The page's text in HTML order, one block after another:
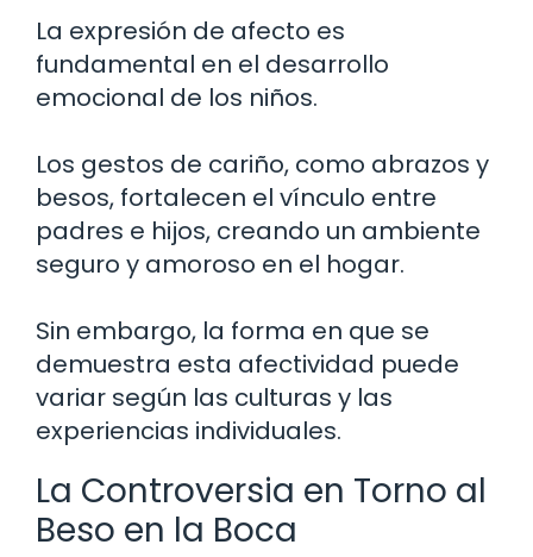
La expresión de afecto es
fundamental en el desarrollo
emocional de los niños.
Los gestos de cariño, como abrazos y
besos, fortalecen el vínculo entre
padres e hijos, creando un ambiente
seguro y amoroso en el hogar.
Sin embargo, la forma en que se
demuestra esta afectividad puede
variar según las culturas y las
experiencias individuales.
La Controversia en Torno al
Beso en la Boca